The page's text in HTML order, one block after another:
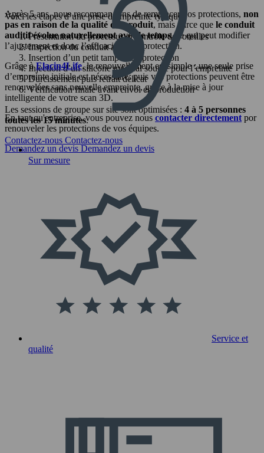
Voici les étapes d’une prise d’empreinte typique :
Présentation du processus et contrôle des oreilles
Inspection du conduit auditif
Insertion d’un petit tampon de protection
Injection d’un silicone médical souple pour l’empreinte
Durcissement puis retrait délicat
Vérification finale avant envoi en production
Les sessions de groupe sur site sont optimisées : 4 à 5 personnes
toutes les 15 minutes.
Contactez-nous Contactez-nous
Après 5 ans, nous recommandons de remplacer vos protections, non
pas en raison de la qualité du produit, mais parce que le conduit
auditif évolue naturellement avec le temps, ce qui peut modifier
l’ajustement et donc l’efficacité de la protection.
Grâce àElacin4Life, le renouvellement est simple : une seule prise
d’empreinte initiale est nécessaire, puis vos protections peuvent être
renouvelées sans nouvelle empreinte, grâce à la mise à jour
intelligente de votre scan 3D.
En tant qu'entreprise, vous pouvez nous contacter directement por
renouveler les protections de vos équipes.
Demandez un devis Demandez un devis
Sur mesure
Service et
qualité